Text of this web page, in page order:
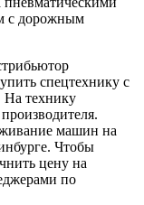
с дорожным
спецтехнику с
На технику
машин на
Чтобы
цену на
по